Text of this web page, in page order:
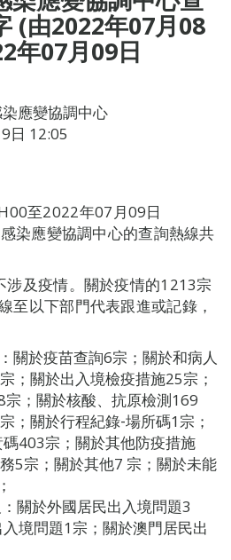
(由2022年07月08
年07月09日
應變協調中心
日 12:05
至2022年07月09日
染應變協調中心的查詢熱線共
涉及疫情。關於疫情的1213宗
至以下部門代表跟進或記錄，
關於疫苗查詢6宗；關於和病人
；關於出入境檢疫措施25宗；
；關於核酸、抗原檢測169
；關於行程紀錄‐場所碼1宗；
403宗；關於其他防疫措施
5宗；關於其他7 宗；關於未能
關於外國居民出入境問題3
境問題1宗；關於澳門居民出